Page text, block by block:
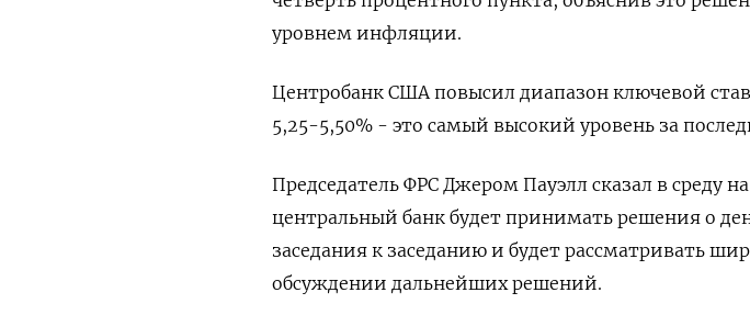
уровнем инфляции.
Центробанк США повысил диапазон ключевой
5,25-5,50% - это самый высокий уровень за
Председатель ФРС Джером Пауэлл сказал в среду
центральный банк будет принимать решения о
заседания к заседанию и будет рассматривать
обсуждении дальнейших решений.